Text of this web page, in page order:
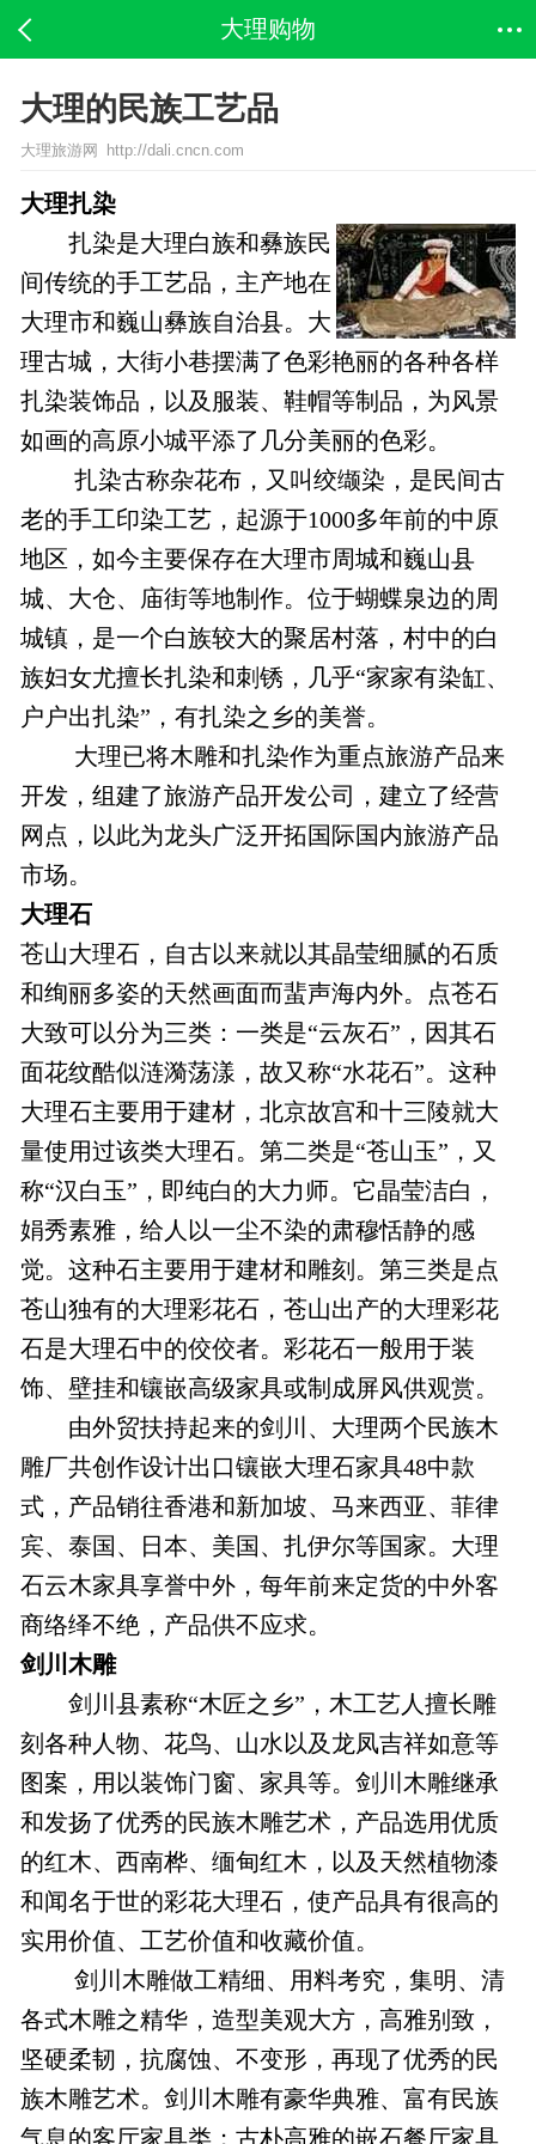
大理购物
大理的民族工艺品
大理旅游网 http://dali.cncn.com
大理扎染
扎染是大理白族和彝族民
间传统的手工艺品，主产地在
大理市和巍山彝族自治县。大
理古城，大街小巷摆满了色彩艳丽的各种各样
扎染装饰品，以及服装、鞋帽等制品，为风景
如画的高原小城平添了几分美丽的色彩。
扎染古称杂花布，又叫绞缬染，是民间古
老的手工印染工艺，起源于1000多年前的中原
地区，如今主要保存在大理市周城和巍山县
城、大仓、庙街等地制作。位于蝴蝶泉边的周
城镇，是一个白族较大的聚居村落，村中的白
族妇女尤擅长扎染和刺锈，几乎“家家有染缸、
户户出扎染”，有扎染之乡的美誉。
大理已将木雕和扎染作为重点旅游产品来
开发，组建了旅游产品开发公司，建立了经营
网点，以此为龙头广泛开拓国际国内旅游产品
市场。
大理石
苍山大理石，自古以来就以其晶莹细腻的石质
和绚丽多姿的天然画面而蜚声海内外。点苍石
大致可以分为三类：一类是“云灰石”，因其石
面花纹酷似涟漪荡漾，故又称“水花石”。这种
大理石主要用于建材，北京故宫和十三陵就大
量使用过该类大理石。第二类是“苍山玉”，又
称“汉白玉”，即纯白的大力师。它晶莹洁白，
娟秀素雅，给人以一尘不染的肃穆恬静的感
觉。这种石主要用于建材和雕刻。第三类是点
苍山独有的大理彩花石，苍山出产的大理彩花
石是大理石中的佼佼者。彩花石一般用于装
饰、壁挂和镶嵌高级家具或制成屏风供观赏。
由外贸扶持起来的剑川、大理两个民族木
雕厂共创作设计出口镶嵌大理石家具48中款
式，产品销往香港和新加坡、马来西亚、菲律
宾、泰国、日本、美国、扎伊尔等国家。大理
石云木家具享誉中外，每年前来定货的中外客
商络绎不绝，产品供不应求。
剑川木雕
剑川县素称“木匠之乡”，木工艺人擅长雕
刻各种人物、花鸟、山水以及龙凤吉祥如意等
图案，用以装饰门窗、家具等。剑川木雕继承
和发扬了优秀的民族木雕艺术，产品选用优质
的红木、西南桦、缅甸红木，以及天然植物漆
和闻名于世的彩花大理石，使产品具有很高的
实用价值、工艺价值和收藏价值。
剑川木雕做工精细、用料考究，集明、清
各式木雕之精华，造型美观大方，高雅别致，
坚硬柔韧，抗腐蚀、不变形，再现了优秀的民
族木雕艺术。剑川木雕有豪华典雅、富有民族
气息的客厅家具类；古朴高雅的嵌石餐厅家具